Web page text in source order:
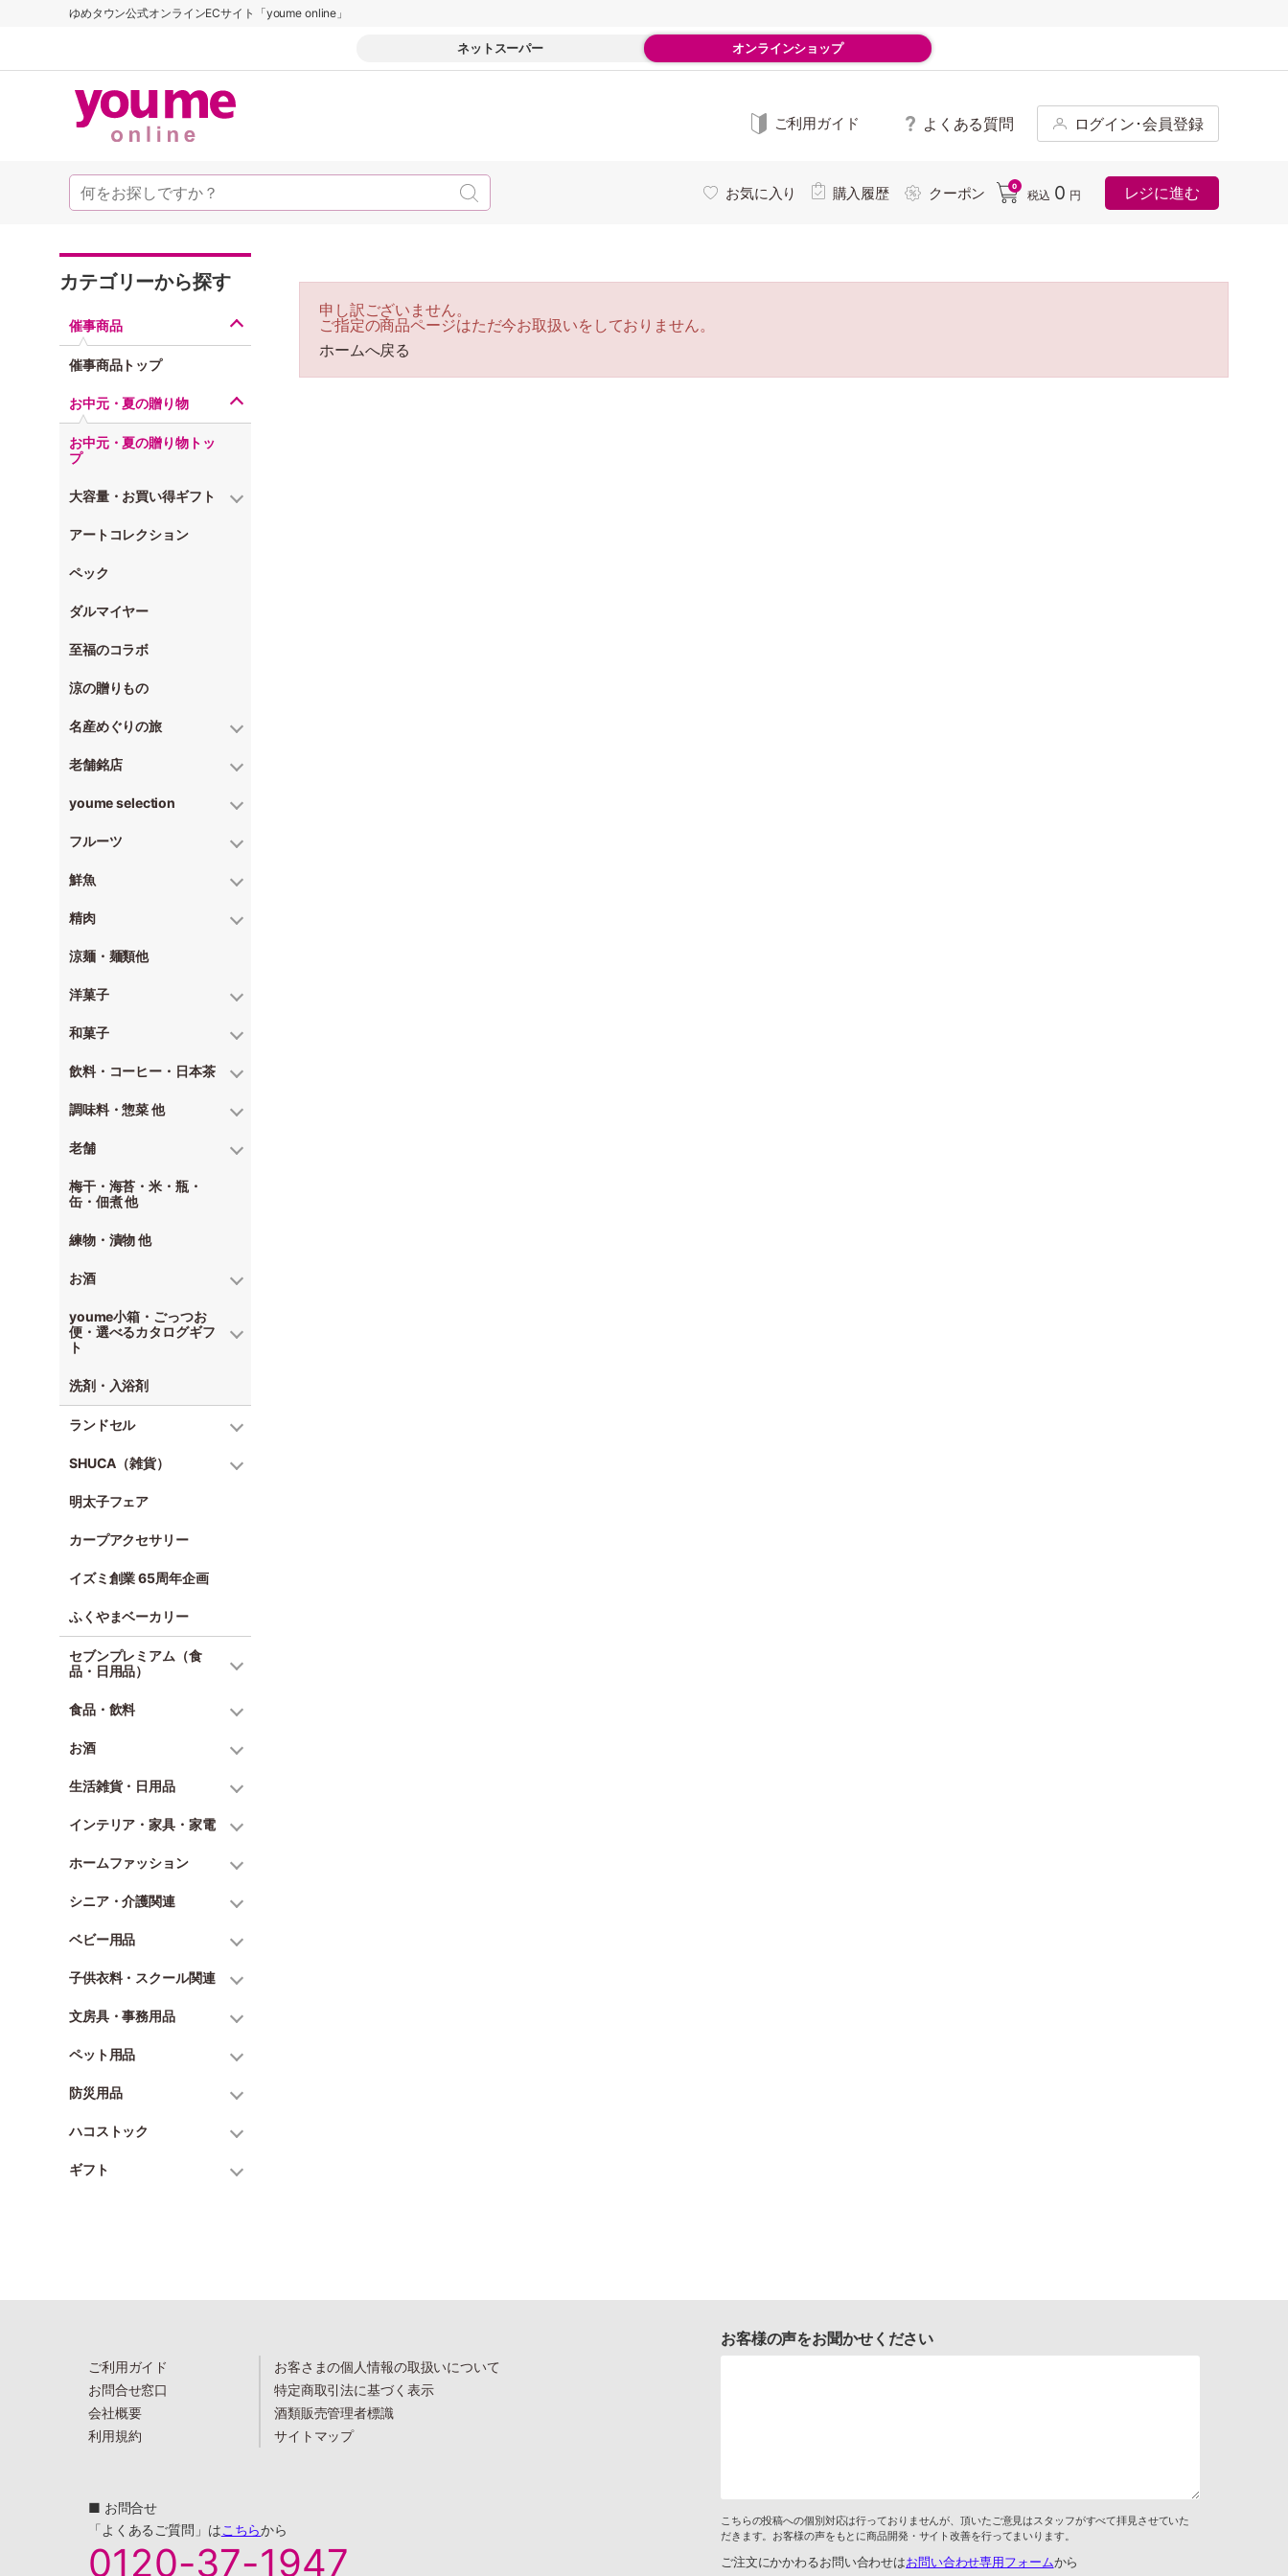
ゆめタウン公式オンラインECサイト「youme online」
ネットスーパー オンラインショップ
ご利用ガイド よくある質問 ログイン･会員登録
お気に入り 購入履歴 クーポン 0
税込 0 円 レジに進む
カテゴリーから探す
催事商品
催事商品トップ
お中元・夏の贈り物
お中元・夏の贈り物トッ
プ
大容量・お買い得ギフト
アートコレクション
ペック
ダルマイヤー
至福のコラボ
涼の贈りもの
名産めぐりの旅
老舗銘店
youme selection
フルーツ
鮮魚
精肉
涼麺・麺類他
洋菓子
和菓子
飲料・コーヒー・日本茶
調味料・惣菜 他
老舗
梅干・海苔・米・瓶・
缶・佃煮 他
練物・漬物 他
お酒
youme小箱・ごっつお
便・選べるカタログギフ
ト
洗剤・入浴剤
ランドセル
SHUCA（雑貨）
明太子フェア
カープアクセサリー
イズミ創業 65周年企画
ふくやまベーカリー
セブンプレミアム（食
品・日用品）
食品・飲料
お酒
生活雑貨・日用品
インテリア・家具・家電
ホームファッション
シニア・介護関連
ベビー用品
子供衣料・スクール関連
文房具・事務用品
ペット用品
防災用品
ハコストック
ギフト
申し訳ございません。
ご指定の商品ページはただ今お取扱いをしておりません。
ホームへ戻る
ご利用ガイド
お問合せ窓口
会社概要
利用規約
お客さまの個人情報の取扱いについて
特定商取引法に基づく表示
酒類販売管理者標識
サイトマップ
■ お問合せ
「よくあるご質問」はこちらから
0120-37-1947
お客様の声をお聞かせください
こちらの投稿への個別対応は行っておりませんが、頂いたご意見はスタッフがすべて拝見させていた
だきます。お客様の声をもとに商品開発・サイト改善を行ってまいります。
ご注文にかかわるお問い合わせはお問い合わせ専用フォームから